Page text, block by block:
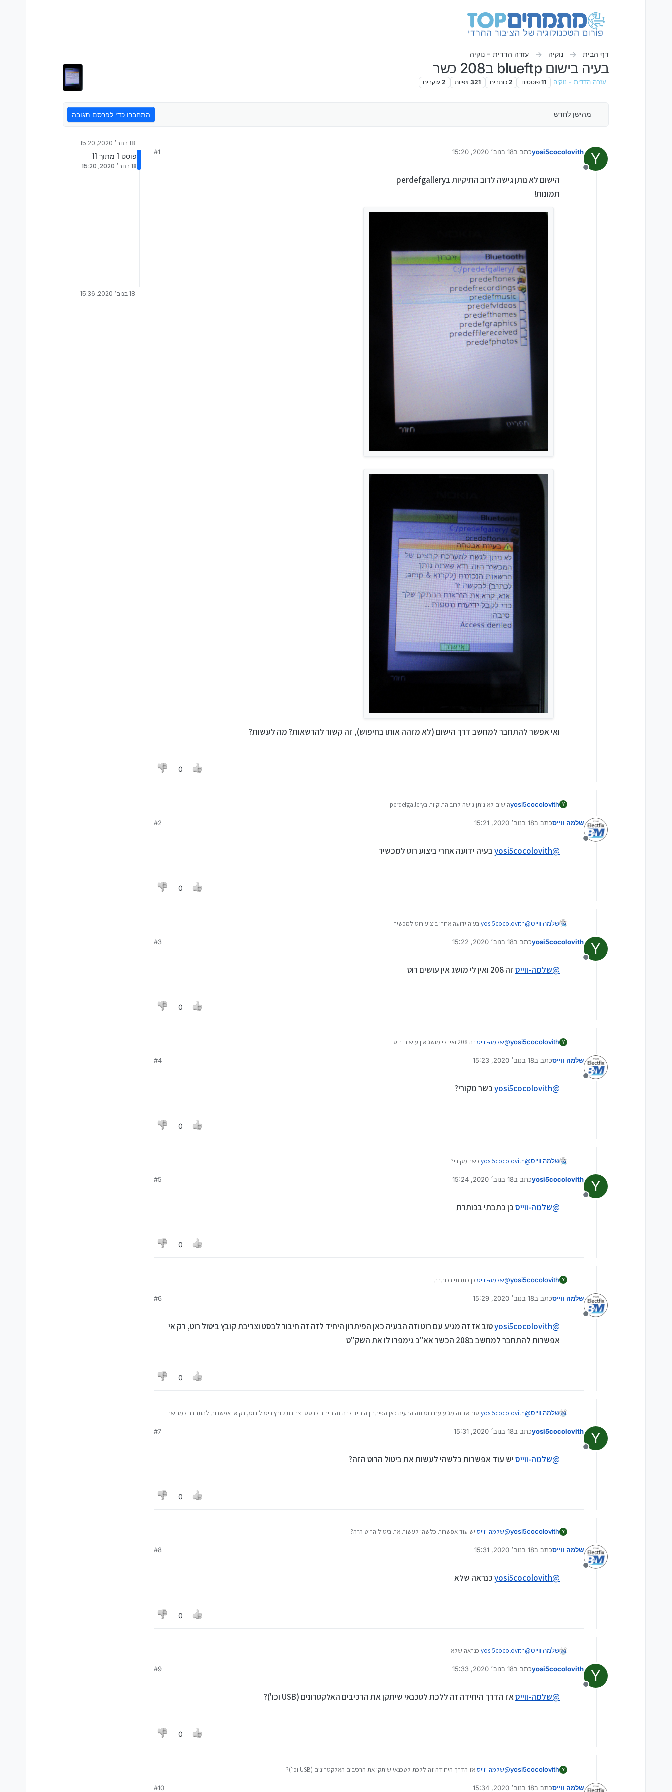
דף הבית נוקיה עזרה הדדית - נוקיה
בעיה בישום blueftp ב208 כשר
עזרה הדדית - נוקיה 11 פוסטים 2 כותבים 321 צפיות 2 עוקבים
מהישן לחדש התחברו כדי לפרסם תגובה
Y
מנותק
yosi5cocolovithכתב ב18 בנוב׳ 2020, 15:20
נערך לאחרונה על ידי
#1
הישום לא נותן גישה לרוב התיקיות בperdefgallery
תמונות!
ואי אפשר להתחבר למחשב דרך הישום (לא מזהה אותו בחיפוש), זה קשור להרשאות? מה לעשות?
0
Y
yosi5cocolovithהישום לא נותן גישה לרוב התיקיות בperdefgallery
מנותק
שלמה ווייסכתב ב18 בנוב׳ 2020, 15:21
נערך לאחרונה על ידי
#2
@
yosi5cocolovithבעיה ידועה אחרי ביצוע רוט למכשיר
0
שלמה ווייס@
yosi5cocolovithבעיה ידועה אחרי ביצוע רוט למכשיר
Y
מנותק
yosi5cocolovithכתב ב18 בנוב׳ 2020, 15:22
נערך לאחרונה על ידי
#3
@שלמה-ווייסזה 208 ואין לי מושג אין עושים רוט
0
Y
yosi5cocolovith
@שלמה-ווייס זה 208 ואין לי מושג אין עושים רוט
מנותק
שלמה ווייסכתב ב18 בנוב׳ 2020, 15:23
נערך לאחרונה על ידי
#4
@
yosi5cocolovithכשר מקורי?
0
שלמה ווייס@
yosi5cocolovith כשר מקורי?
Y
מנותק
yosi5cocolovithכתב ב18 בנוב׳ 2020, 15:24
נערך לאחרונה על ידי
#5
@שלמה-ווייסכן כתבתי בכותרת
0
Y
yosi5cocolovith
@שלמה-ווייס כן כתבתי בכותרת
מנותק
שלמה ווייסכתב ב18 בנוב׳ 2020, 15:29
נערך לאחרונה על ידי
#6
@
yosi5cocolovithטוב אז זה מגיע עם רוט וזה הבעיה כאן הפיתרון היחיד לזה זה חיבור לבסט וצריבת קובץ ביטול רוט, רק אי
אפשרות להתחבר למחשב ב208 הכשר אא"כ גימפרו לו את השק"ט
0
שלמה ווייס@
yosi5cocolovith טוב אז זה מגיע עם רוט וזה הבעיה כאן הפיתרון היחיד לזה זה חיבור לבסט וצריבת קובץ ביטול רוט, רק אי אפשרות להתחבר למחשב
Y
מנותק
yosi5cocolovithכתב ב18 בנוב׳ 2020, 15:31
נערך לאחרונה על ידי
#7
@שלמה-ווייסיש עוד אפשרות כלשהי לעשות את ביטול הרוט הזה?
0
Y
yosi5cocolovith
@שלמה-ווייס יש עוד אפשרות כלשהי לעשות את ביטול הרוט הזה?
מנותק
שלמה ווייסכתב ב18 בנוב׳ 2020, 15:31
נערך לאחרונה על ידי
#8
@
yosi5cocolovithכנראה שלא
0
שלמה ווייס@
yosi5cocolovith כנראה שלא
Y
מנותק
yosi5cocolovithכתב ב18 בנוב׳ 2020, 15:33
נערך לאחרונה על ידי
#9
@שלמה-ווייסאז הדרך היחידה זה ללכת לטכנאי שיתקן את הרכיבים האלקטרונים (USB וכו')?
0
Y
yosi5cocolovith
@שלמה-ווייס אז הדרך היחידה זה ללכת לטכנאי שיתקן את הרכיבים האלקטרונים (USB וכו')?
שלמה ווייסכתב ב18 בנוב׳ 2020, 15:34 #10
18 בנוב׳ 2020, 15:20
פוסט 1 מתוך 11
18 בנוב׳ 2020, 15:20
18 בנוב׳ 2020, 15:36